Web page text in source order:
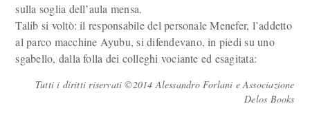
sulla soglia dell’aula mensa.
Talib si voltò: il responsabile del personale Menefer, l’addetto
al parco macchine Ayubu, si difendevano, in piedi su uno
sgabello, dalla folla dei colleghi vociante ed esagitata:
Tutti i diritti riservati ©2014 Alessandro Forlani e Associazione
Delos Books